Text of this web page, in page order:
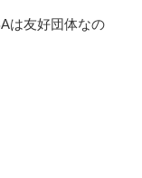
は友好団体なの